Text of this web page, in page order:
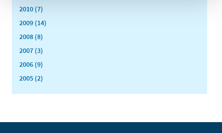
2010 (7)
2009 (14)
2008 (8)
2007 (3)
2006 (9)
2005 (2)